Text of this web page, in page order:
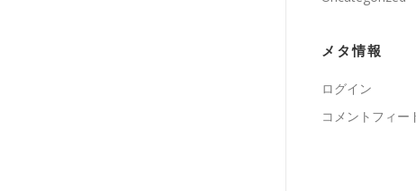
メタ情報
ログイン
コメントフィー